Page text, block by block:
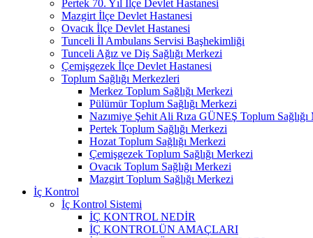
Pertek 70. Yıl İlçe Devlet Hastanesi
Mazgirt İlçe Devlet Hastanesi
Ovacık İlçe Devlet Hastanesi
Tunceli İl Ambulans Servisi Başhekimliği
Tunceli Ağız ve Diş Sağlığı Merkezi
Çemişgezek İlçe Devlet Hastanesi
Toplum Sağlığı Merkezleri
Merkez Toplum Sağlığı Merkezi
Pülümür Toplum Sağlığı Merkezi
Nazımiye Şehit Ali Rıza GÜNEŞ Toplum Sağlığı
Pertek Toplum Sağlığı Merkezi
Hozat Toplum Sağlığı Merkezi
Çemişgezek Toplum Sağlığı Merkezi
Ovacık Toplum Sağlığı Merkezi
Mazgirt Toplum Sağlığı Merkezi
İç Kontrol
İç Kontrol Sistemi
İÇ KONTROL NEDİR
İÇ KONTROLÜN AMAÇLARI